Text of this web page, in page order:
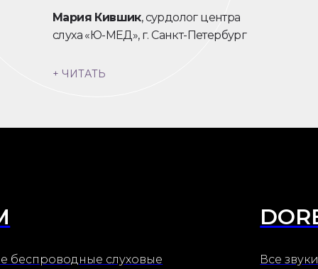
Мария Кившик, сурдолог центра
слуха «Ю-МЕД», г. Санкт-Петербург
+ ЧИТАТЬ
Все звуки жизни в новом